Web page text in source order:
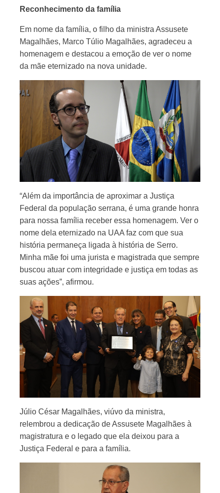
Reconhecimento da família
Em nome da família, o filho da ministra Assusete
Magalhães, Marco Túlio Magalhães, agradeceu a
homenagem e destacou a emoção de ver o nome
da mãe eternizado na nova unidade.
“Além da importância de aproximar a Justiça
Federal da população serrana, é uma grande honra
para nossa família receber essa homenagem. Ver o
nome dela eternizado na UAA faz com que sua
história permaneça ligada à história de Serro.
Minha mãe foi uma jurista e magistrada que sempre
buscou atuar com integridade e justiça em todas as
suas ações”, afirmou.
Júlio César Magalhães, viúvo da ministra,
relembrou a dedicação de Assusete Magalhães à
magistratura e o legado que ela deixou para a
Justiça Federal e para a família.